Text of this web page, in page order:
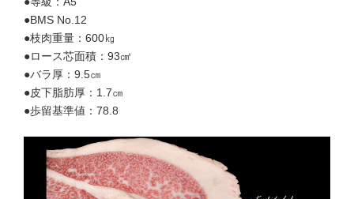
●BMS No.12
●枝肉重量：600㎏
●ロース芯面積：93㎠
●バラ厚：9.5㎝
●皮下脂肪厚：1.7㎝
●歩留基準値：78.8